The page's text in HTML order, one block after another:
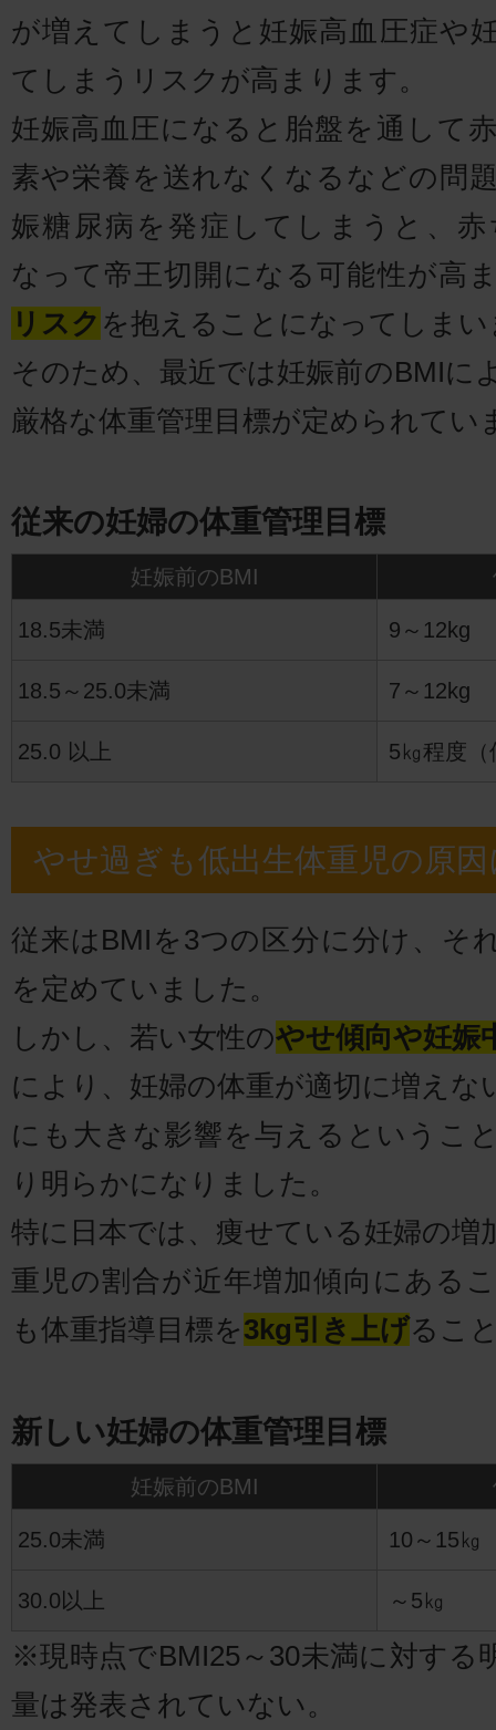
が増えてしまうと妊娠高血圧症や
てしまうリスクが高まります。
妊娠高血圧になると胎盤を通して
素や栄養を送れなくなるなどの問
娠糖尿病を発症してしまうと、
なって帝王切開になる可能性が高
リスク を抱えることになってしまい
そのため、最近では妊娠前のBMIに
厳格な体重管理目標が定められてい
従来の妊婦の体重管理目標
妊娠前のBMI
18.5未満 9～12kg
18.5～25.0未満 7～12kg
25.0 以上 5㎏程度
やせ過ぎも低出生体重児の原因
従来はBMIを3つの区分に分け、そ
を定めていました。
しかし、若い女性のやせ傾向や妊娠
により、妊婦の体重が適切に増えな
にも大きな影響を与えるというこ
り明らかになりました。
特に日本では、痩せている妊婦の増
重児の割合が近年増加傾向にある
も体重指導目標を3kg引き上げるこ
新しい妊婦の体重管理目標
妊娠前のBMI
25.0未満 10～15㎏
30.0以上 ～5㎏
※現時点でBMI25～30未満に対する
量は発表されていない。